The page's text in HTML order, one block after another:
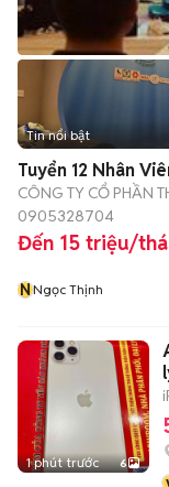
Tin nổi bật
Tuyển 12 Nhân
CÔNG TY CỔ PHẦN
0905328704
Đến 15 triệu/
NNgọc Thịnh
1 phút trước 6